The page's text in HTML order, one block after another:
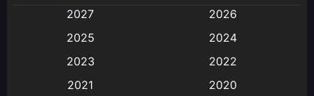
Animation การ์ตูน
Animation อนิเมะ
2027
2026
2025
2024
2023
2022
2021
2020